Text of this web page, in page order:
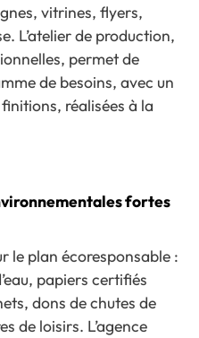
vitrines, flyers,
L’atelier de production,
permet de
de besoins, avec un
réalisées à la
fortes
le plan écoresponsable :
papiers certifiés
dons de chutes de
de loisirs. L’agence